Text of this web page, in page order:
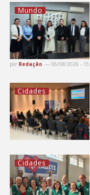
Mundo
por Redação 06/08/2026 -
Cidades
Cidades